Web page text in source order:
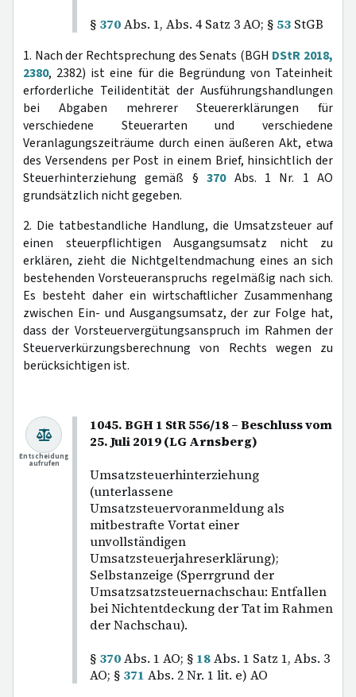
§ 370Abs. 1, Abs. 4 Satz 3 AO; § 53 StGB
1. Nach der Rechtsprechung des Senats (BGH DStR 2018,
2380, 2382) ist eine für die Begründung von Tateinheit
erforderliche Teilidentität der Ausführungshandlungen
bei Abgaben mehrerer Steuererklärungen für
verschiedene Steuerarten und verschiedene
Veranlagungszeiträume durch einen äußeren Akt, etwa
des Versendens per Post in einem Brief, hinsichtlich der
Steuerhinterziehung gemäß §370Abs. 1 Nr. 1 AO
grundsätzlich nicht gegeben.
2. Die tatbestandliche Handlung, die Umsatzsteuer auf
einen steuerpflichtigen Ausgangsumsatz nicht zu
erklären, zieht die Nichtgeltendmachung eines an sich
bestehenden Vorsteueranspruchs regelmäßig nach sich.
Es besteht daher ein wirtschaftlicher Zusammenhang
zwischen Ein- und Ausgangsumsatz, der zur Folge hat,
dass der Vorsteuervergütungsanspruch im Rahmen der
Steuerverkürzungsberechnung von Rechts wegen zu
berücksichtigen ist.
1045. BGH 1 StR 556/18 – Beschluss vom
25. Juli 2019 (LG Arnsberg)
Umsatzsteuerhinterziehung
(unterlassene
Umsatzsteuervoranmeldung als
mitbestrafte Vortat einer
unvollständigen
Umsatzsteuerjahreserklärung);
Selbstanzeige (Sperrgrund der
Umsatzsatzsteuernachschau: Entfallen
bei Nichtentdeckung der Tat im Rahmen
der Nachschau).
§ 370Abs. 1 AO; § 18Abs. 1 Satz 1, Abs. 3
AO; § 371 Abs. 2 Nr. 1 lit. e) AO
Entscheidung
aufrufen